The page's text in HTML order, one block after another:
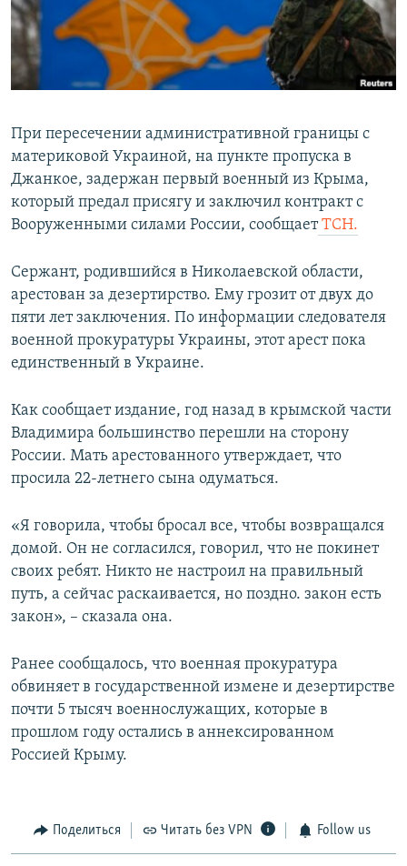
ПОБЕДИТЕЛЕЙ НЕ СУДЯТ?
КРЫМ.НЕПОКОРЕННЫЙ
ПРИСОЕДИНЯЙТЕСЬ!
Все сайты RFE/RL
При пересечении административной границы с
материковой Украиной, на пункте пропуска в
Джанкое, задержан первый военный из Крыма,
который предал присягу и заключил контракт с
Вооруженными силами России, сообщаетТСН.
Сержант, родившийся в Николаевской области,
арестован за дезертирство. Ему грозит от двух до
пяти лет заключения. По информации следователя
военной прокуратуры Украины, этот арест пока
единственный в Украине.
Как сообщает издание, год назад в крымской части
Владимира большинство перешли на сторону
России. Мать арестованного утверждает, что
просила 22-летнего сына одуматься.
«Я говорила, чтобы бросал все, чтобы возвращался
домой. Он не согласился, говорил, что не покинет
своих ребят. Никто не настроил на правильный
путь, а сейчас раскаивается, но поздно. закон есть
закон», – сказала она.
Ранее сообщалось, что военная прокуратура
обвиняет в государственной измене и дезертирстве
почти 5 тысяч военнослужащих, которые в
прошлом году остались в аннексированном
Россией Крыму.
Поделиться Читать без VPN Follow us